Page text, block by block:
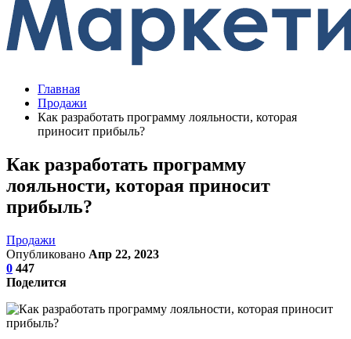
Главная
Продажи
Как разработать программу лояльности, которая
приносит прибыль?
Как разработать программу
лояльности, которая приносит
прибыль?
Продажи
Опубликовано Апр 22, 2023
0 447
Поделится